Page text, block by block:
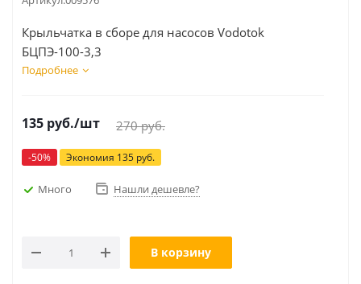
Крыльчатка в сборе для насосов Vodotok
БЦПЭ-100-3,3
Подробнее
135 руб./шт 270руб.
-50% Экономия 135 руб.
Много Нашли дешевле?
В корзину